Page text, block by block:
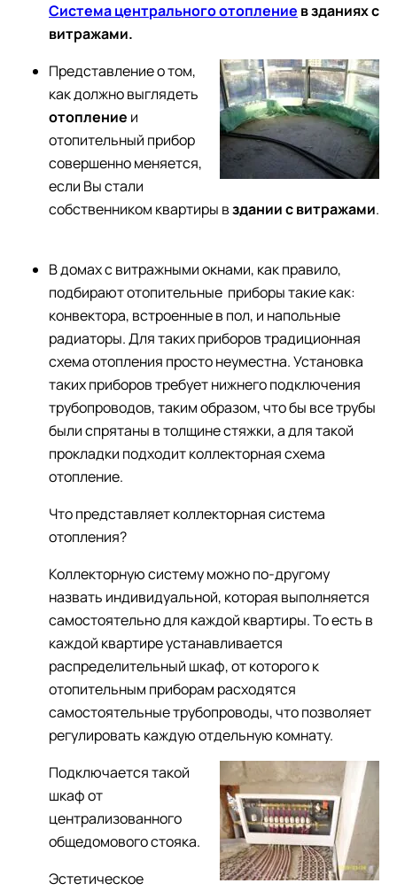
Система центрального отопление в зданиях с
витражами.
Представление о том,
как должно выглядеть
отопление и
отопительный прибор
совершенно меняется,
если Вы стали
собственником квартиры вздании с витражами.
В домах с витражными окнами, как правило,
подбирают отопительные приборы такие как:
конвектора, встроенные в пол, и напольные
радиаторы. Для таких приборов традиционная
схема отопления просто неуместна. Установка
таких приборов требует нижнего подключения
трубопроводов, таким образом, что бы все трубы
были спрятаны в толщине стяжки, а для такой
прокладки подходит коллекторная схема
отопление.
Что представляет коллекторная система
отопления?
Коллекторную систему можно по-другому
назвать индивидуальной, которая выполняется
самостоятельно для каждой квартиры. То есть в
каждой квартире устанавливается
распределительный шкаф, от которого к
отопительным приборам расходятся
самостоятельные трубопроводы, что позволяет
регулировать каждую отдельную комнату.
Подключается такой
шкаф от
централизованного
общедомового стояка.
Эстетическое